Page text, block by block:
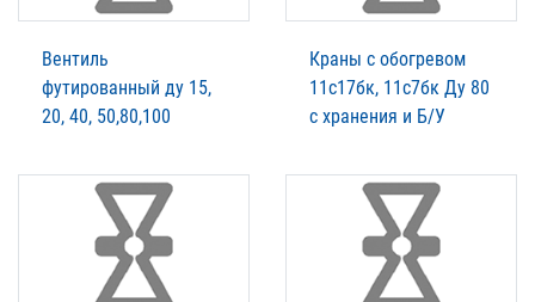
Вентиль
футированный ду 15,
20, 40, 50,80,100
Краны с обогревом
11с17бк, 11с7бк Ду 80
с хранения и Б/У